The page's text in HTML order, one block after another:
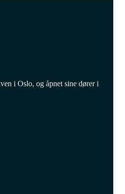
i Oslo, og åpnet sine dører i